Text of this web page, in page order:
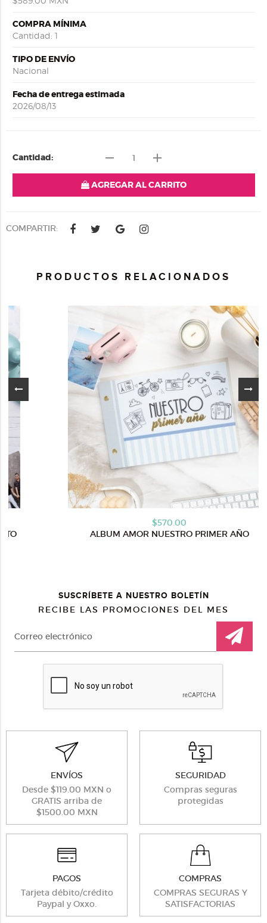
COMPRA MÍNIMA
Cantidad: 1
TIPO DE ENVÍO
Nacional
Fecha de entrega estimada
2026/08/13
Cantidad: remove add
AGREGAR AL CARRITO
COMPARTIR:
PRODUCTOS RELACIONADOS
$570.00
ALBUM AMOR NUESTRO PRIMER AÑO
SUSCRÍBETE A NUESTRO BOLETÍN
RECIBE LAS PROMOCIONES DEL MES
ENVÍOS
Desde $119.00 MXN o
GRATIS arriba de
$1500.00 MXN
SEGURIDAD
Compras seguras
protegidas
PAGOS
Tarjeta débito/crédito
Paypal y Oxxo.
COMPRAS
COMPRAS SEGURAS Y
SATISFACTORIAS